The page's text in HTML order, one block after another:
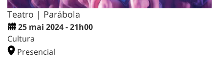
Teatro | Parábola
25 mai 2024 - 21h00
Cultura
Presencial